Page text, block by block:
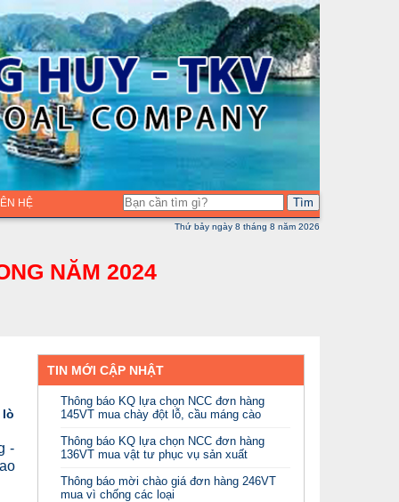
HỆ Tìm
Thứ bảy ngày 8 tháng 8 năm 2026
NĂM 2024
lò
-
TIN MỚI CẬP NHẬT
Thông báo KQ lựa chọn NCC đơn hàng
145VT mua chày đột lỗ, cầu máng cào
Thông báo KQ lựa chọn NCC đơn hàng
136VT mua vật tư phục vụ sản xuất
Thông báo mời chào giá đơn hàng 246VT
mua vì chống các loại